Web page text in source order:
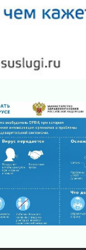
День
заслуги
напомнит
о